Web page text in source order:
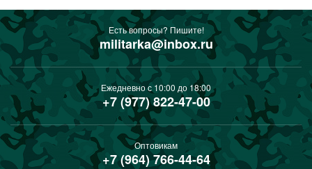
Есть вопросы? Пишите!
militarka@inbox.ru
Ежедневно с 10:00 до 18:00
+7 (977) 822-47-00
Оптовикам
+7 (964) 766-44-64